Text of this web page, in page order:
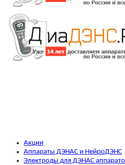
Акции
Аппараты ДЭНАС и НейроДЭНС
Электроды для ДЭНАС